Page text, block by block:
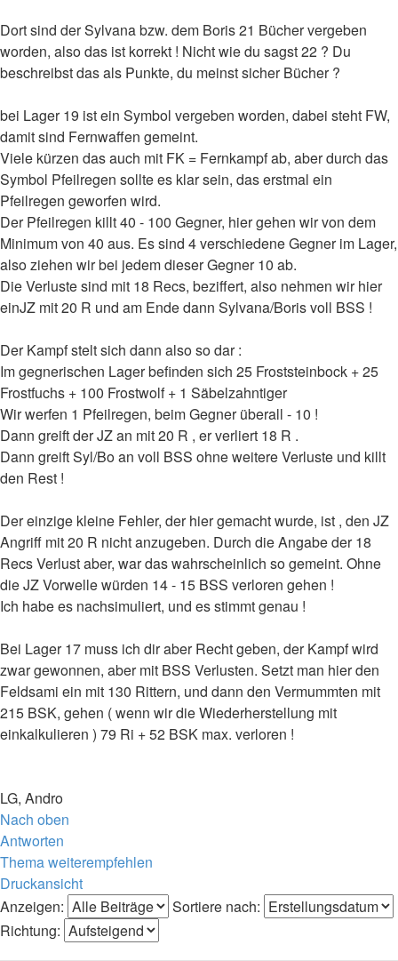
Dort sind der Sylvana bzw. dem Boris 21 Bücher vergeben
worden, also das ist korrekt ! Nicht wie du sagst 22 ? Du
beschreibst das als Punkte, du meinst sicher Bücher ?
bei Lager 19 ist ein Symbol vergeben worden, dabei steht FW,
damit sind Fernwaffen gemeint.
Viele kürzen das auch mit FK = Fernkampf ab, aber durch das
Symbol Pfeilregen sollte es klar sein, das erstmal ein
Pfeilregen geworfen wird.
Der Pfeilregen killt 40 - 100 Gegner, hier gehen wir von dem
Minimum von 40 aus. Es sind 4 verschiedene Gegner im Lager,
also ziehen wir bei jedem dieser Gegner 10 ab.
Die Verluste sind mit 18 Recs, beziffert, also nehmen wir hier
einJZ mit 20 R und am Ende dann Sylvana/Boris voll BSS !
Der Kampf stelt sich dann also so dar :
Im gegnerischen Lager befinden sich 25 Froststeinbock + 25
Frostfuchs + 100 Frostwolf + 1 Säbelzahntiger
Wir werfen 1 Pfeilregen, beim Gegner überall - 10 !
Dann greift der JZ an mit 20 R , er verliert 18 R .
Dann greift Syl/Bo an voll BSS ohne weitere Verluste und killt
den Rest !
Der einzige kleine Fehler, der hier gemacht wurde, ist , den JZ
Angriff mit 20 R nicht anzugeben. Durch die Angabe der 18
Recs Verlust aber, war das wahrscheinlich so gemeint. Ohne
die JZ Vorwelle würden 14 - 15 BSS verloren gehen !
Ich habe es nachsimuliert, und es stimmt genau !
Bei Lager 17 muss ich dir aber Recht geben, der Kampf wird
zwar gewonnen, aber mit BSS Verlusten. Setzt man hier den
Feldsami ein mit 130 Rittern, und dann den Vermummten mit
215 BSK, gehen ( wenn wir die Wiederherstellung mit
einkalkulieren ) 79 Ri + 52 BSK max. verloren !
LG, Andro
Nach oben
Antworten
Thema weiterempfehlen
Druckansicht
Anzeigen:
Sortiere nach:
Richtung: